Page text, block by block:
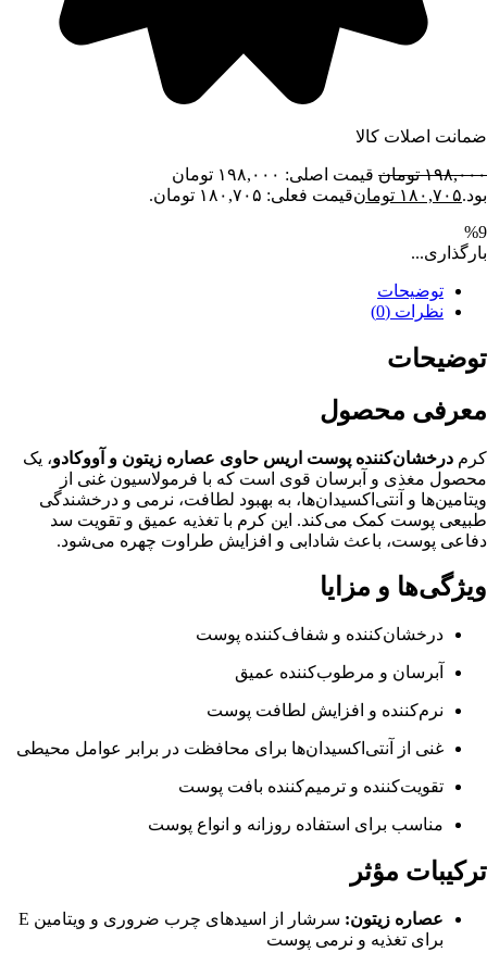
ضمانت اصلات کالا
۱۹۸,۰۰۰ تومان
قیمت اصلی: ۱۹۸,۰۰۰ تومان
بود.۱۸۰,۷۰۵ تومانقیمت فعلی: ۱۸۰,۷۰۵ تومان.
%9
بارگذاری...
توضیحات
نظرات (0)
توضیحات
معرفی محصول
کرم درخشان‌کننده پوست اریس حاوی عصاره زیتون و آووکادو، یک
محصول مغذی و آبرسان قوی است که با فرمولاسیون غنی از
ویتامین‌ها و آنتی‌اکسیدان‌ها، به بهبود لطافت، نرمی و درخشندگی
طبیعی پوست کمک می‌کند. این کرم با تغذیه عمیق و تقویت سد
دفاعی پوست، باعث شادابی و افزایش طراوت چهره می‌شود.
ویژگی‌ها و مزایا
درخشان‌کننده و شفاف‌کننده پوست
آبرسان و مرطوب‌کننده عمیق
نرم‌کننده و افزایش لطافت پوست
غنی از آنتی‌اکسیدان‌ها برای محافظت در برابر عوامل محیطی
تقویت‌کننده و ترمیم‌کننده بافت پوست
مناسب برای استفاده روزانه و انواع پوست
ترکیبات مؤثر
عصاره زیتون:
سرشار از اسیدهای چرب ضروری و ویتامین E
برای تغذیه و نرمی پوست